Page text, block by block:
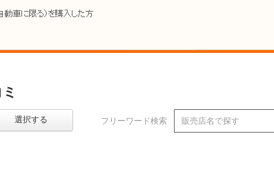
選択する フリーワード検索